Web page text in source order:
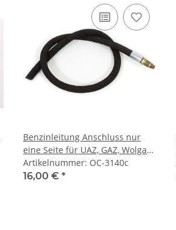
Benzinleitung Anschluss nur
eine Seite für UAZ, GAZ, Wolga
107cm
Artikelnummer: OC-3140c
16,00 € *